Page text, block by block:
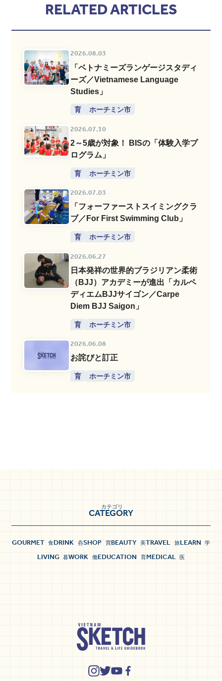
RELATED ARTICLES
2026.08.03
「ベトナミーズランゲージスタディ
ーズ／Vietnamese Language
Studies」
育 ホーチミン市
2026.07.10
2～5歳が対象！ BISの「体験入学プ
ログラム」
育 ホーチミン市
2026.07.03
「フォーファーストスイミングクラ
ブ／For First Swimming Club」
育 ホーチミン市
2026.06.27
日本発祥の世界的ブラジリアン柔術
（BJJ）アカデミーが進出「カルペ
ディエムBJJサイゴン／Carpe
Diem BJJ Saigon」
育 ホーチミン市
2026.06.08
お詫びと訂正
育 ホーチミン市
CATEGORY
カテゴリ
GOURMET 食DRINK 呑SHOP 買BEAUTY 美TRAVEL 旅LEARN 学
LIVING 暮WORK 働EDUCATION 育MEDICAL 医